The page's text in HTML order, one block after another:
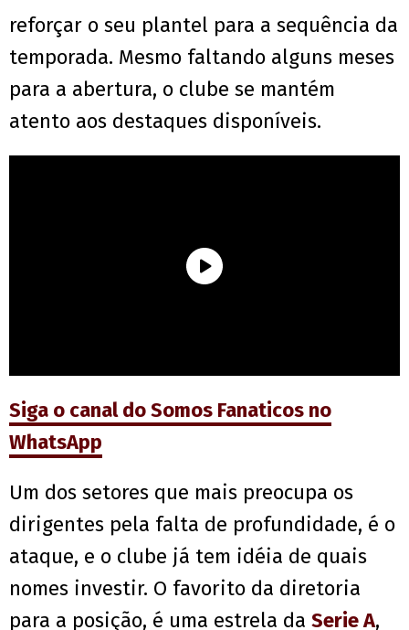
reforçar o seu plantel para a sequência da
temporada. Mesmo faltando alguns meses
para a abertura, o clube se mantém
atento aos destaques disponíveis.
Siga o canal do Somos Fanaticos no
WhatsApp
Um dos setores que mais preocupa os
dirigentes pela falta de profundidade, é o
ataque, e o clube já tem idéia de quais
nomes investir. O favorito da diretoria
para a posição, é uma estrela da Serie A,